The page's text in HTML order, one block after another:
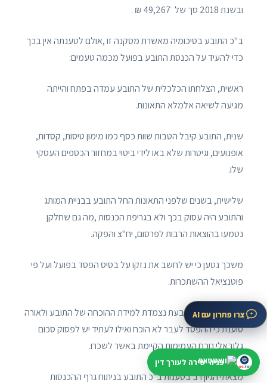
ובשנת 2018 סך של 49,267 ₪ .
ב"כ התובע בסיכומיה מאשרת מסקנה זו ,אולם לטענתה אין בכך
כדי להעיד על הכנסת התובע בפועל מכמה טעמים:
ראשית, הצלחתו הכלכלית של התובע עמדה בפתח והייתה
מגיעה לשיאה אלמלא התאונות.
שנית, התובע קיבל הטבות שוות כסף כמו מימון טיסות, קסדות,
אופנועים, וגיטרות שלא באו לידי ביטוי במחזור הכספים העסקי
שלו.
שלישית, בשנים שלפני התאונות החל התובע בבניית המותג
והתובע היה עסוק בכך ולא בגריפת הכנסות ,מה גם שחלקן
נטמעו בהוצאות הרבות לפרסום, יח"צ והפקה.
משכך נטען כי יש לחשב את נזקו על בסיס הפסד בפועל ועל פי
פוטנציאל ההשתכרות.
מנגד ראינו שהנתבעת נצמדת למידת ההוכחה של התובע ולאורה
טוענת כי ההפסד לעבר לא הוכח ואילו לעתיד יש לפסוק סכום
גלובאלי נוכח העמימות הקיימת באשר לשכרו.
מצאתי הגיון רב בטענות ב"כ התובע בניתוח גרף ההכנסות
צרו פתרון עם AI
פניה ישירה לעורך דין